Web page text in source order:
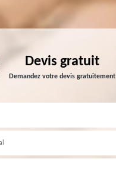
Devis gratuit
Demandez votre devis gratuitement